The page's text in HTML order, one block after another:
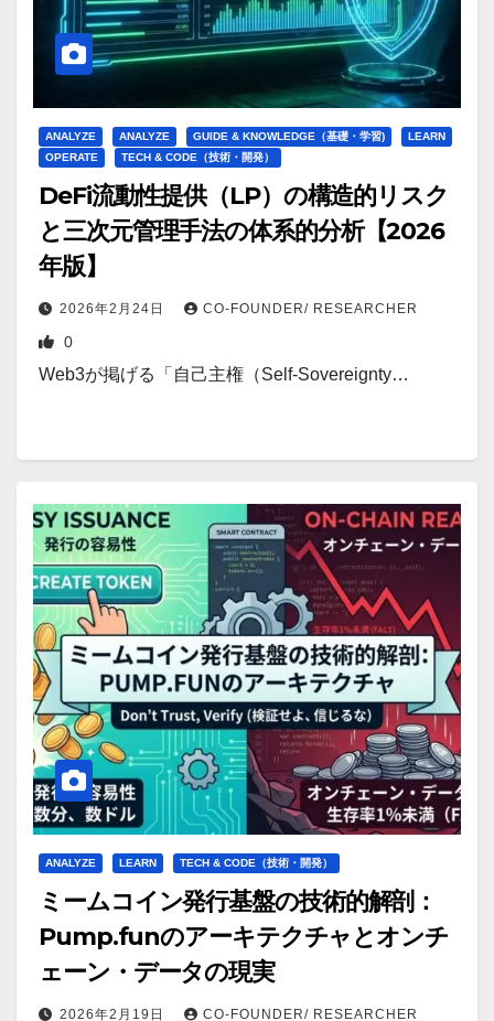
ANALYZE ANALYZE GUIDE & KNOWLEDGE（基礎・学習)
LEARN
OPERATE
TECH & CODE（技術・開発）
DeFi流動性提供（LP）の構造的リスク
と三次元管理手法の体系的分析【2026
年版】
2026年2月24日 CO-FOUNDER/ RESEARCHER
0
Web3が掲げる「自己主権（Self-Sovereignty…
ANALYZE LEARN TECH & CODE（技術・開発）
ミームコイン発行基盤の技術的解剖：
Pump.funのアーキテクチャとオンチ
ェーン・データの現実
2026年2月19日 CO-FOUNDER/ RESEARCHER